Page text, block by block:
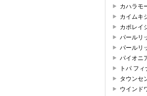
カハラモ
カイムキ
カポレイ
パールリ
パールリ
パイオニ
トパ フ
タウンセ
ウインド